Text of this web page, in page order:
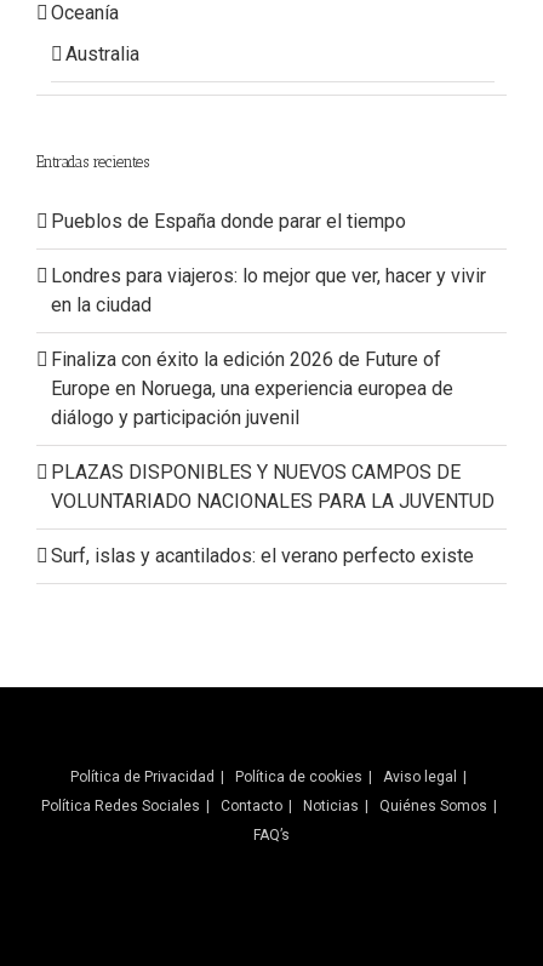
Oceanía
Australia
Entradas recientes
Pueblos de España donde parar el tiempo
Londres para viajeros: lo mejor que ver, hacer y vivir
en la ciudad
Finaliza con éxito la edición 2026 de Future of
Europe en Noruega, una experiencia europea de
diálogo y participación juvenil
PLAZAS DISPONIBLES Y NUEVOS CAMPOS DE
VOLUNTARIADO NACIONALES PARA LA JUVENTUD
Surf, islas y acantilados: el verano perfecto existe
Política de Privacidad Política de cookies
Aviso legal
Política Redes Sociales
Contacto Noticias
Quiénes Somos
FAQ’s